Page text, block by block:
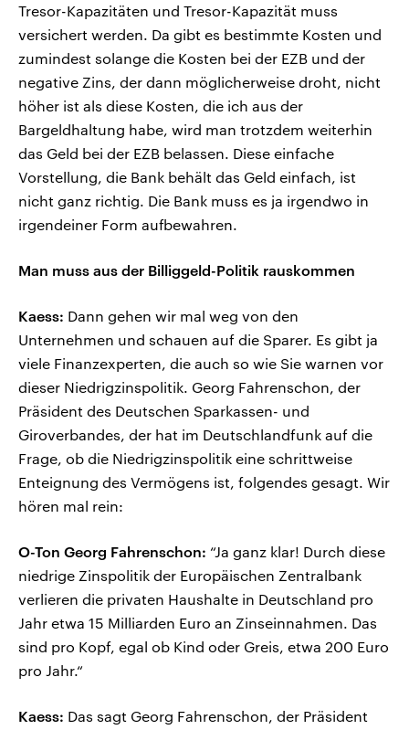
Tresor-Kapazitäten und Tresor-Kapazität muss
versichert werden. Da gibt es bestimmte Kosten und
zumindest solange die Kosten bei der EZB und der
negative Zins, der dann möglicherweise droht, nicht
höher ist als diese Kosten, die ich aus der
Bargeldhaltung habe, wird man trotzdem weiterhin
das Geld bei der EZB belassen. Diese einfache
Vorstellung, die Bank behält das Geld einfach, ist
nicht ganz richtig. Die Bank muss es ja irgendwo in
irgendeiner Form aufbewahren.
Man muss aus der Billiggeld-Politik rauskommen
Kaess: Dann gehen wir mal weg von den
Unternehmen und schauen auf die Sparer. Es gibt ja
viele Finanzexperten, die auch so wie Sie warnen vor
dieser Niedrigzinspolitik. Georg Fahrenschon, der
Präsident des Deutschen Sparkassen- und
Giroverbandes, der hat im Deutschlandfunk auf die
Frage, ob die Niedrigzinspolitik eine schrittweise
Enteignung des Vermögens ist, folgendes gesagt. Wir
hören mal rein:
O-Ton Georg Fahrenschon: “Ja ganz klar! Durch diese
niedrige Zinspolitik der Europäischen Zentralbank
verlieren die privaten Haushalte in Deutschland pro
Jahr etwa 15 Milliarden Euro an Zinseinnahmen. Das
sind pro Kopf, egal ob Kind oder Greis, etwa 200 Euro
pro Jahr.“
Kaess: Das sagt Georg Fahrenschon, der Präsident